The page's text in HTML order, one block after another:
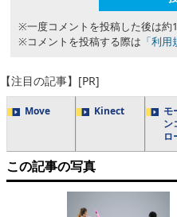
※一度コメントを投稿した後は約
※コメントを投稿する際は 「利用
【注目の記事】[PR]
Move Kinect
モ
ン
ロ
この記事の写真